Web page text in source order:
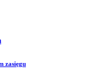
zasięgu